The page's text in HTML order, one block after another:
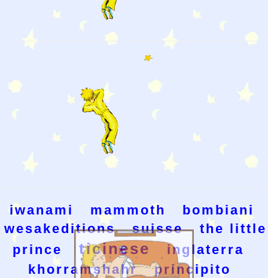
iwanami mammoth
bombiani
wesakeditions
suisse
the little
prince
ticinese
inglaterra
khorramshahr
principito